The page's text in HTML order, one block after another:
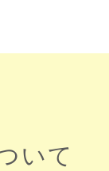
いて